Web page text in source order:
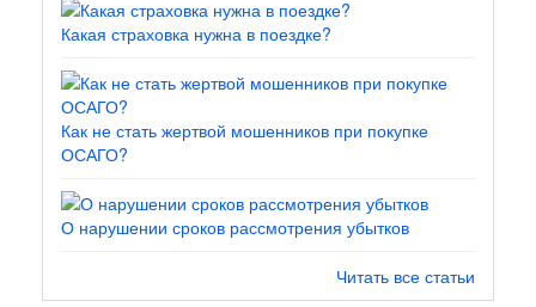
Какая страховка нужна в поездке?
Как не стать жертвой мошенников при покупке
ОСАГО?
О нарушении сроков рассмотрения убытков
Читать все статьи